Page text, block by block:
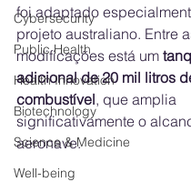
Cybersecurity
Public Health
Health Innovation
Biotechnology
Science & Medicine
Well-being
foi adaptado
projeto australiano. Entre
modificações está um
adicional de 20 mil litros
combustível, que amplia
significativamente o
aeronave.